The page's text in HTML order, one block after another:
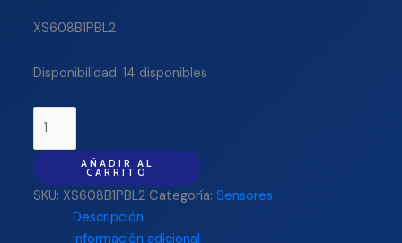
XS608B1PBL2
Disponibilidad: 14 disponibles
AÑADIR AL
CARRITO
SKU: XS608B1PBL2 Categoría: Sensores
Descripción
Información adicional